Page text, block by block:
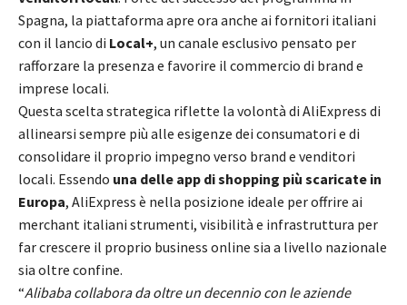
Spagna, la piattaforma apre ora anche ai fornitori italiani
con il lancio di Local+, un canale esclusivo pensato per
rafforzare la presenza e favorire il commercio di brand e
imprese locali.
Questa scelta strategica riflette la volontà di AliExpress di
allinearsi sempre più alle esigenze dei consumatori e di
consolidare il proprio impegno verso brand e venditori
locali. Essendo una delle app di shopping più scaricate in
Europa, AliExpress è nella posizione ideale per offrire ai
merchant italiani strumenti, visibilità e infrastruttura per
far crescere il proprio business online sia a livello nazionale
sia oltre confine.
“Alibaba collabora da oltre un decennio con le aziende